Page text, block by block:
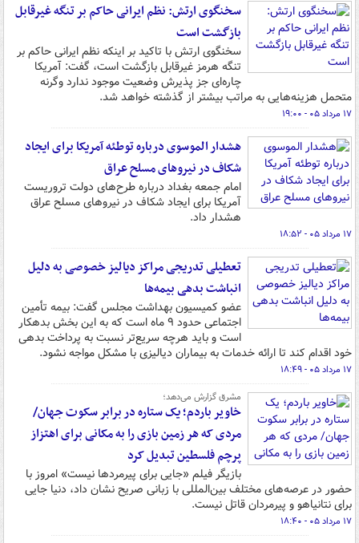
سخنگوی ارتش: نظم ایرانی حاکم بر تنگه غیرقابل
بازگشت است
سخنگوی ارتش با تاکید بر اینکه نظم ایرانی حاکم بر
تنگه هرمز غیرقابل بازگشت است، گفت: آمریکا
چاره‌ای جز پذیرش وضعیت موجود ندارد وگرنه
متحمل هزینه‌هایی به مراتب بیشتر از گذشته خواهد شد.
۱۷ مرداد ۰۵ - ۱۹:۰۰
هشدار الموسوی درباره توطئه آمریکا برای ایجاد
شکاف در نیروهای مسلح عراق
امام جمعه بغداد درباره طرح‌های دولت تروریست
آمریکا برای ایجاد شکاف در نیروهای مسلح عراق
هشدار داد.
۱۷ مرداد ۰۵ - ۱۸:۵۲
تعطیلی تدریجی مراکز دیالیز خصوصی به دلیل
انباشت بدهی بیمه‌ها
عضو کمیسیون بهداشت مجلس گفت: بیمه تأمین
اجتماعی حدود ۹ ماه است که به این بخش بدهکار
است و باید هرچه سریع‌تر نسبت به پرداخت بدهی
خود اقدام کند تا ارائه خدمات به بیماران دیالیزی با مشکل مواجه نشود.
۱۷ مرداد ۰۵ - ۱۸:۴۹
مشرق گزارش می‌دهد؛
خاویر باردم؛ یک ستاره در برابر سکوت جهان/
مردی که هر زمین بازی را به مکانی برای اهتزاز
پرچم فلسطین تبدیل کرد
بازیگر فیلم «جایی برای پیرمردها نیست» امروز با
حضور در عرصه‌های مختلف بین‌المللی با زبانی صریح نشان داد، دنیا جایی
برای نتانیاهو و پیرمردان قاتل نیست.
۱۷ مرداد ۰۵ - ۱۸:۴۰